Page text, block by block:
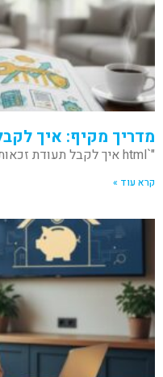
מדריך מקיף: איך
"`html איך לקבל תעודת זכאות למשכנתא – כל מה שצריך
קרא עוד »